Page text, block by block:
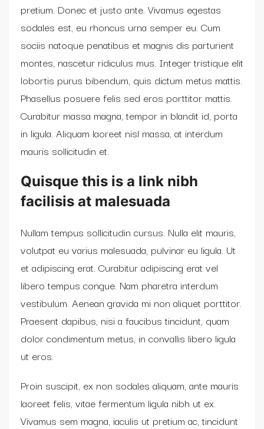
pretium. Donec et justo ante. Vivamus egestas
sodales est, eu rhoncus urna semper eu. Cum
sociis natoque penatibus et magnis dis parturient
montes, nascetur ridiculus mus. Integer tristique elit
lobortis purus bibendum, quis dictum metus mattis.
Phasellus posuere felis sed eros porttitor mattis.
Curabitur massa magna, tempor in blandit id, porta
in ligula. Aliquam laoreet nisl massa, at interdum
mauris sollicitudin et.
Quisque this is a link nibh
facilisis at malesuada
Nullam tempus sollicitudin cursus. Nulla elit mauris,
volutpat eu varius malesuada, pulvinar eu ligula. Ut
et adipiscing erat. Curabitur adipiscing erat vel
libero tempus congue. Nam pharetra interdum
vestibulum. Aenean gravida mi non aliquet porttitor.
Praesent dapibus, nisi a faucibus tincidunt, quam
dolor condimentum metus, in convallis libero ligula
ut eros.
Proin suscipit, ex non sodales aliquam, ante mauris
laoreet felis, vitae fermentum ligula nibh ut ex.
Vivamus sem magna, iaculis ut pretium ac, tincidunt